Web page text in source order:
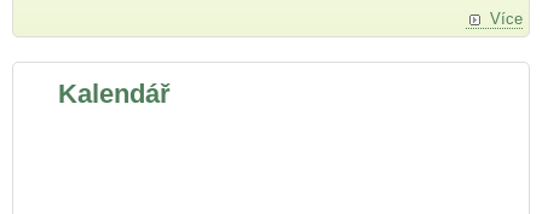
Více
Kalendář